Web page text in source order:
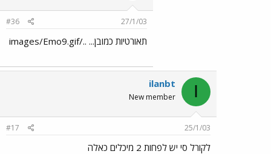
27/1/03
#36
תאורטיות כמובן... ../images/Emo9.gif
I
ilanbt
New member
25/1/03
#17
לקורל סי יש לפחות 2 מיכלים כאלה